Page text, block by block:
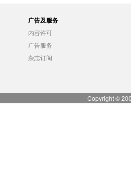
广告及服务
内容许可
广告服务
杂志订阅
Copyright ©